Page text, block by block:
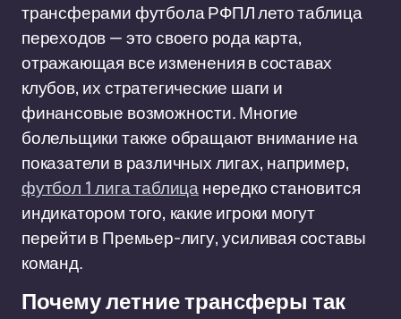
трансферами футбола РФПЛ лето таблица
переходов — это своего рода карта,
отражающая все изменения в составах
клубов, их стратегические шаги и
финансовые возможности. Многие
болельщики также обращают внимание на
показатели в различных лигах, например,
футбол 1 лига таблицанередко становится
индикатором того, какие игроки могут
перейти в Премьер-лигу, усиливая составы
команд.
Почему летние трансферы так